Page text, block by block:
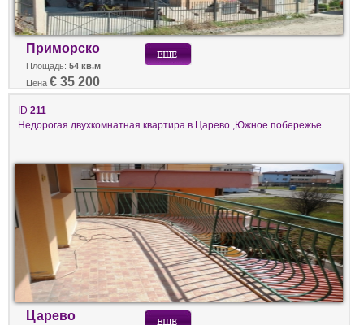
Приморско
Площадь: 54 кв.м
Цена € 35 200
ID 211
Недорогая двухкомнатная квартира в Царево ,Южное побережье.
Царево